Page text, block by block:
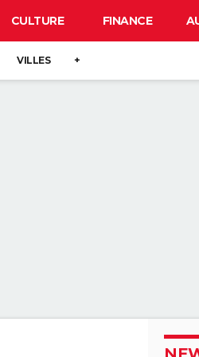
CULTURE FINANCE
VILLES +